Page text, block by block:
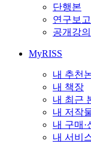
단행본
연구보
공개강의
MyRISS
내 추천
내 책장
내 최근
내 저작
내 구매·
내 서비